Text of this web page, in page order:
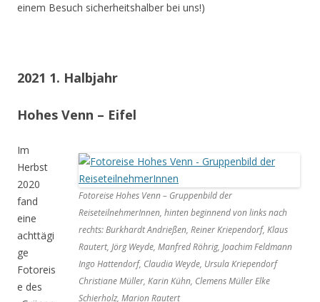
einem Besuch sicherheitshalber bei uns!)
2021 1. Halbjahr
Hohes Venn – Eifel
Fotoreise Hohes Venn – Gruppenbild der
ReiseteilnehmerInnen, hinten beginnend von links nach
rechts: Burkhardt Andrießen, Reiner Kriependorf, Klaus
Rautert, Jörg Weyde, Manfred Röhrig, Joachim Feldmann
Ingo Hattendorf, Claudia Weyde, Ursula Kriependorf
Christiane Müller, Karin Kühn, Clemens Müller Elke
Schierholz, Marion Rautert
Im
Herbst
2020
fand
eine
achttägi
ge
Fotoreis
e des